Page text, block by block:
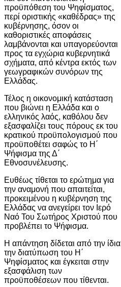
προϋπόθεση του Ψηφίσματος,
περί οριστικής «καθέδρας» της
κυβέρνησης, όσον οι
καθοριστικές αποφάσεις
λαμβάνονται και υπαγορεύονται
προς τα εγχώρια κυβερνητικά
σχήματα, από κέντρα εκτός των
γεωγραφικών συνόρων της
Ελλάδας.
Τέλος η οικονομική κατάσταση
που βιώνει η Ελλάδα και ο
ελληνικός λαός, καθόλου δεν
εξασφαλίζει τους πόρους εκ του
κρατικού προϋπολογισμού που
προϋποθέτει σαφώς το Η΄
Ψήφισμα της Δ΄
Εθνοσυνέλευσης.
Ευθέως τίθεται το ερώτημα για
την αναμονή που απαιτείται,
προκειμένου η κυβέρνηση της
Ελλάδας να ανεγείρει τον Ιερό
Ναό Του Σωτήρος Χριστού που
προβλέπει το Ψήφισμα.
Η απάντηση δίδεται από την ίδια
την διατύπωση του Η΄
Ψηφίσματος και έγκειται στην
εξασφάλιση των
προϋποθέσεων που τίθενται.